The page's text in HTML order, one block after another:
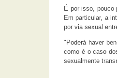
É por isso, pouco
Em particular, a
por via sexual
"Poderá haver
como é o caso
sexualmente